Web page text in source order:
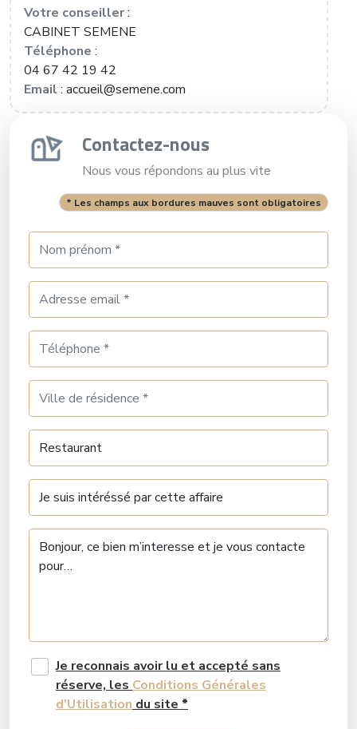
Votre conseiller:
CABINET SEMENE
Téléphone :
04 67 42 19 42
Email : accueil@semene.com
Contactez-nous
Nous vous répondons au plus vite
* Les champs aux bordures mauves sont obligatoires
Je reconnais avoir lu et accepté sans
réserve, lesConditions Générales
d'Utilisationdu site*